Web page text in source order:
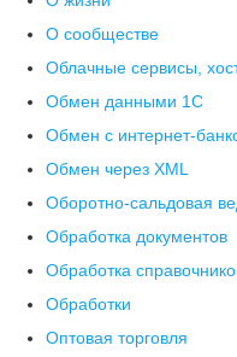
О сообществе
Облачные сервисы,
Обмен данными 1С
Обмен с интернет-
Обмен через XML
Оборотно-сальдовая
Обработка документов
Обработка
Обработки
Оптовая торговля